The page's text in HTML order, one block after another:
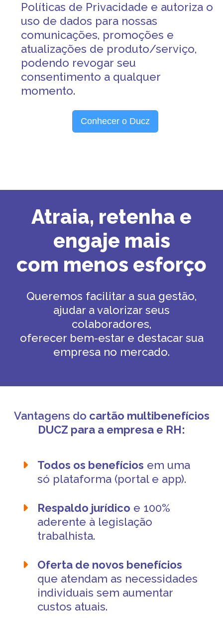
Políticas de Privacidade e autoriza o
uso de dados para nossas
comunicações, promoções e
atualizações de produto/serviço,
podendo revogar seu
consentimento a qualquer
momento.
Conhecer o Ducz
Atraia, retenha e
engaje mais
com menos esforço
Queremos facilitar a sua gestão,
ajudar a valorizar seus
colaboradores,
oferecer bem-estar e destacar sua
empresa no mercado.
Vantagens do cartão multibenefícios
DUCZ para a empresa e RH:
Todos os benefícios em uma
só plataforma (portal e app).
Respaldo jurídico e 100%
aderente à legislação
trabalhista.
Oferta de novos benefícios
que atendam as necessidades
individuais sem aumentar
custos atuais.